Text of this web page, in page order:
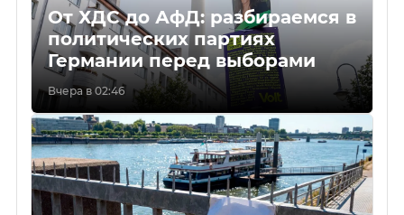
От ХДС до АфД: разбираемся в
политических партиях
Германии перед выборами
Вчера в 02:46